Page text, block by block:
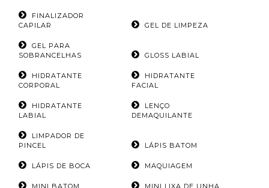
FINALIZADOR
CAPILAR
GEL DE LIMPEZA
GEL PARA
SOBRANCELHAS
GLOSS LABIAL
HIDRATANTE
CORPORAL
HIDRATANTE
FACIAL
HIDRATANTE
LABIAL
LENÇO
DEMAQUILANTE
LIMPADOR DE
PINCEL
LÁPIS BATOM
LÁPIS DE BOCA MAQUIAGEM
MINI BATOM MINI LIXA DE UNHA